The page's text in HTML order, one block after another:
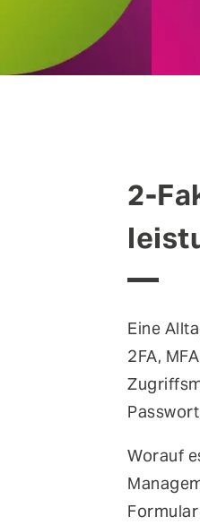
2-
Eine
2FA,
Worauf
Formular